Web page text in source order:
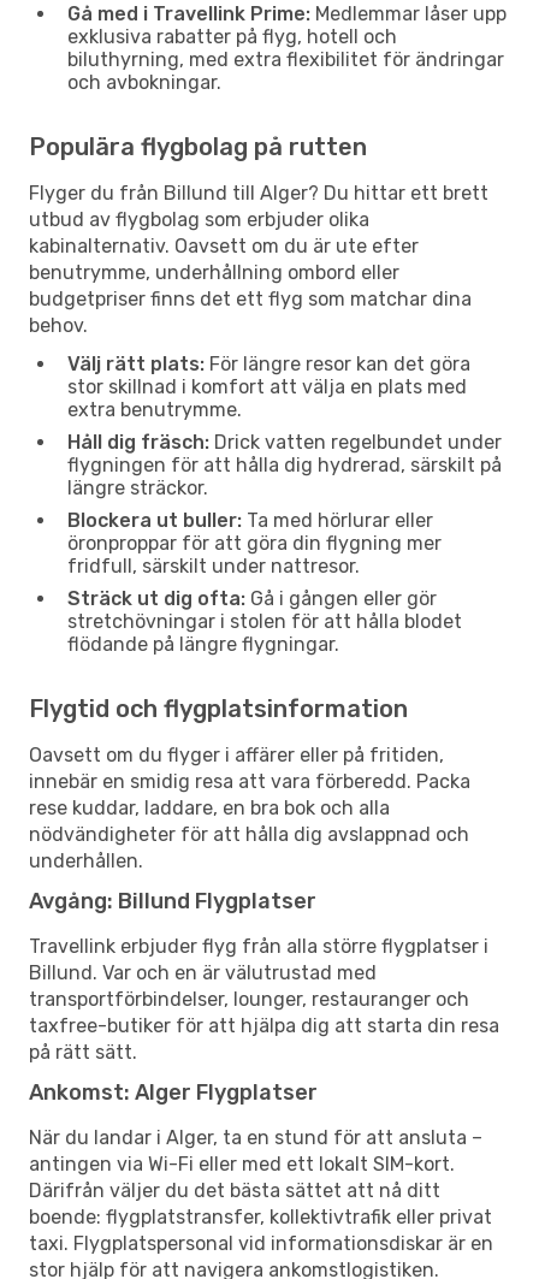
Gå med i Travellink Prime: Medlemmar låser upp
exklusiva rabatter på flyg, hotell och
biluthyrning, med extra flexibilitet för ändringar
och avbokningar.
Populära flygbolag på rutten
Flyger du från Billund till Alger? Du hittar ett brett
utbud av flygbolag som erbjuder olika
kabinalternativ. Oavsett om du är ute efter
benutrymme, underhållning ombord eller
budgetpriser finns det ett flyg som matchar dina
behov.
Välj rätt plats: För längre resor kan det göra
stor skillnad i komfort att välja en plats med
extra benutrymme.
Håll dig fräsch: Drick vatten regelbundet under
flygningen för att hålla dig hydrerad, särskilt på
längre sträckor.
Blockera ut buller: Ta med hörlurar eller
öronproppar för att göra din flygning mer
fridfull, särskilt under nattresor.
Sträck ut dig ofta: Gå i gången eller gör
stretchövningar i stolen för att hålla blodet
flödande på längre flygningar.
Flygtid och flygplatsinformation
Oavsett om du flyger i affärer eller på fritiden,
innebär en smidig resa att vara förberedd. Packa
rese kuddar, laddare, en bra bok och alla
nödvändigheter för att hålla dig avslappnad och
underhållen.
Avgång: Billund Flygplatser
Travellink erbjuder flyg från alla större flygplatser i
Billund. Var och en är välutrustad med
transportförbindelser, lounger, restauranger och
taxfree-butiker för att hjälpa dig att starta din resa
på rätt sätt.
Ankomst: Alger Flygplatser
När du landar i Alger, ta en stund för att ansluta –
antingen via Wi-Fi eller med ett lokalt SIM-kort.
Därifrån väljer du det bästa sättet att nå ditt
boende: flygplatstransfer, kollektivtrafik eller privat
taxi. Flygplatspersonal vid informationsdiskar är en
stor hjälp för att navigera ankomstlogistiken.